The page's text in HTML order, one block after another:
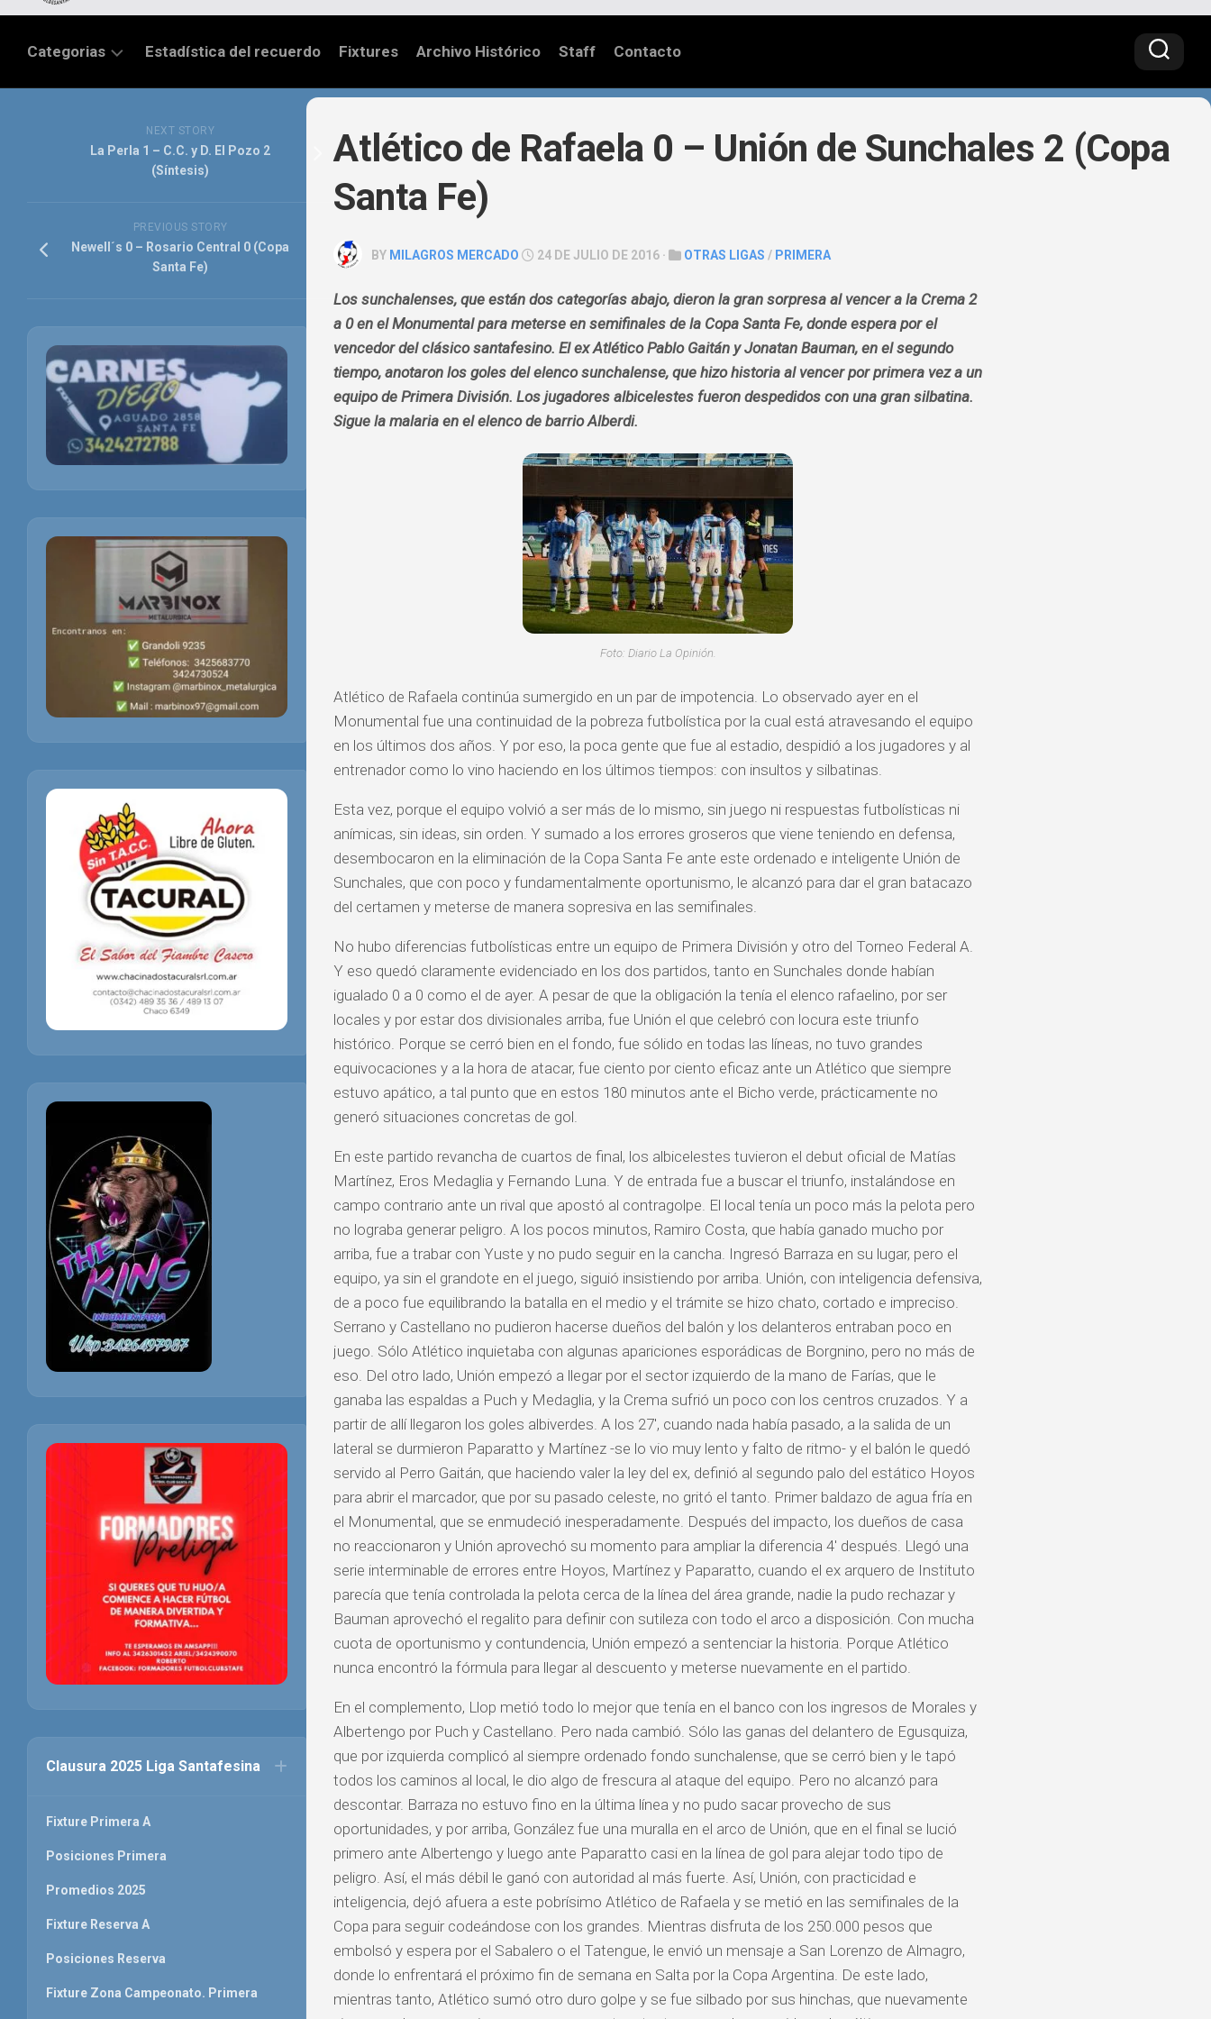
Categorias
FEDERAL
PRIMERA
FÚTBOL
INTERNACIONAL
Estadística del recuerdo Fixtures Archivo Histórico Staff Contacto
Atlético de Rafaela 0 – Unión de Sunchales 2 (Copa
Santa Fe)
BY MILAGROS MERCADO 24 DE JULIO DE 2016 · OTRAS LIGAS / PRIMERA
Los sunchalenses, que están dos categorías abajo, dieron la gran sorpresa al vencer a la Crema 2
a 0 en el Monumental para meterse en semifinales de la Copa Santa Fe, donde espera por el
vencedor del clásico santafesino. El ex Atlético Pablo Gaitán y Jonatan Bauman, en el segundo
tiempo, anotaron los goles del elenco sunchalense, que hizo historia al vencer por primera vez a un
equipo de Primera División. Los jugadores albicelestes fueron despedidos con una gran silbatina.
Sigue la malaria en el elenco de barrio Alberdi.
Foto: Diario La Opinión.
Atlético de Rafaela continúa sumergido en un par de impotencia. Lo observado ayer en el
Monumental fue una continuidad de la pobreza futbolística por la cual está atravesando el equipo
en los últimos dos años. Y por eso, la poca gente que fue al estadio, despidió a los jugadores y al
entrenador como lo vino haciendo en los últimos tiempos: con insultos y silbatinas.
Esta vez, porque el equipo volvió a ser más de lo mismo, sin juego ni respuestas futbolísticas ni
anímicas, sin ideas, sin orden. Y sumado a los errores groseros que viene teniendo en defensa,
desembocaron en la eliminación de la Copa Santa Fe ante este ordenado e inteligente Unión de
Sunchales, que con poco y fundamentalmente oportunismo, le alcanzó para dar el gran batacazo
del certamen y meterse de manera sopresiva en las semifinales.
No hubo diferencias futbolísticas entre un equipo de Primera División y otro del Torneo Federal A.
Y eso quedó claramente evidenciado en los dos partidos, tanto en Sunchales donde habían
igualado 0 a 0 como el de ayer. A pesar de que la obligación la tenía el elenco rafaelino, por ser
locales y por estar dos divisionales arriba, fue Unión el que celebró con locura este triunfo
histórico. Porque se cerró bien en el fondo, fue sólido en todas las líneas, no tuvo grandes
equivocaciones y a la hora de atacar, fue ciento por ciento eficaz ante un Atlético que siempre
estuvo apático, a tal punto que en estos 180 minutos ante el Bicho verde, prácticamente no
generó situaciones concretas de gol.
En este partido revancha de cuartos de final, los albicelestes tuvieron el debut oficial de Matías
Martínez, Eros Medaglia y Fernando Luna. Y de entrada fue a buscar el triunfo, instalándose en
campo contrario ante un rival que apostó al contragolpe. El local tenía un poco más la pelota pero
no lograba generar peligro. A los pocos minutos, Ramiro Costa, que había ganado mucho por
arriba, fue a trabar con Yuste y no pudo seguir en la cancha. Ingresó Barraza en su lugar, pero el
equipo, ya sin el grandote en el juego, siguió insistiendo por arriba. Unión, con inteligencia defensiva,
de a poco fue equilibrando la batalla en el medio y el trámite se hizo chato, cortado e impreciso.
Serrano y Castellano no pudieron hacerse dueños del balón y los delanteros entraban poco en
juego. Sólo Atlético inquietaba con algunas apariciones esporádicas de Borgnino, pero no más de
eso. Del otro lado, Unión empezó a llegar por el sector izquierdo de la mano de Farías, que le
ganaba las espaldas a Puch y Medaglia, y la Crema sufrió un poco con los centros cruzados. Y a
partir de allí llegaron los goles albiverdes. A los 27′, cuando nada había pasado, a la salida de un
lateral se durmieron Paparatto y Martínez -se lo vio muy lento y falto de ritmo- y el balón le quedó
servido al Perro Gaitán, que haciendo valer la ley del ex, definió al segundo palo del estático Hoyos
para abrir el marcador, que por su pasado celeste, no gritó el tanto. Primer baldazo de agua fría en
el Monumental, que se enmudeció inesperadamente. Después del impacto, los dueños de casa
no reaccionaron y Unión aprovechó su momento para ampliar la diferencia 4′ después. Llegó una
serie interminable de errores entre Hoyos, Martínez y Paparatto, cuando el ex arquero de Instituto
parecía que tenía controlada la pelota cerca de la línea del área grande, nadie la pudo rechazar y
Bauman aprovechó el regalito para definir con sutileza con todo el arco a disposición. Con mucha
cuota de oportunismo y contundencia, Unión empezó a sentenciar la historia. Porque Atlético
nunca encontró la fórmula para llegar al descuento y meterse nuevamente en el partido.
En el complemento, Llop metió todo lo mejor que tenía en el banco con los ingresos de Morales y
Albertengo por Puch y Castellano. Pero nada cambió. Sólo las ganas del delantero de Egusquiza,
que por izquierda complicó al siempre ordenado fondo sunchalense, que se cerró bien y le tapó
todos los caminos al local, le dio algo de frescura al ataque del equipo. Pero no alcanzó para
descontar. Barraza no estuvo fino en la última línea y no pudo sacar provecho de sus
oportunidades, y por arriba, González fue una muralla en el arco de Unión, que en el final se lució
primero ante Albertengo y luego ante Paparatto casi en la línea de gol para alejar todo tipo de
peligro. Así, el más débil le ganó con autoridad al más fuerte. Así, Unión, con practicidad e
inteligencia, dejó afuera a este pobrísimo Atlético de Rafaela y se metió en las semifinales de la
Copa para seguir codeándose con los grandes. Mientras disfruta de los 250.000 pesos que
embolsó y espera por el Sabalero o el Tatengue, le envió un mensaje a San Lorenzo de Almagro,
donde lo enfrentará el próximo fin de semana en Salta por la Copa Argentina. De este lado,
mientras tanto, Atlético sumó otro duro golpe y se fue silbado por sus hinchas, que nuevamente
NEXT STORY
La Perla 1 – C.C. y D. El Pozo 2
(Síntesis)
PREVIOUS STORY
Newell´s 0 – Rosario Central 0 (Copa
Santa Fe)
Clausura 2025 Liga Santafesina
Fixture Primera A
Posiciones Primera
Promedios 2025
Fixture Reserva A
Posiciones Reserva
Fixture Zona Campeonato. Primera